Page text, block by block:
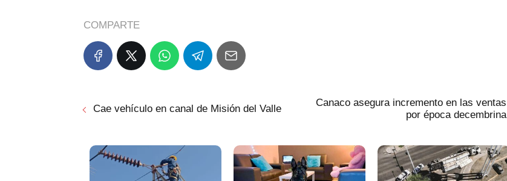
COMPARTE
Cae vehículo en canal de Misión del Valle
Canaco asegura incremento en las ventas
por época decembrina